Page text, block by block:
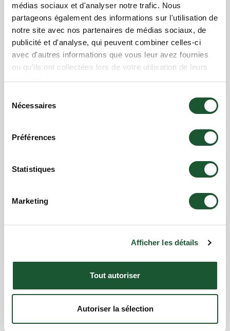
médias sociaux et d'analyser notre trafic. Nous
partageons également des informations sur l'utilisation de
notre site avec nos partenaires de médias sociaux, de
publicité et d'analyse, qui peuvent combiner celles-ci
avec d'autres informations que vous leur avez fournies
ou qu'ils ont collectées lors de votre utilisation de leurs
Nécessaires
Préférences
Statistiques
Marketing
Afficher les détails
Tout autoriser
Autoriser la sélection
Village Vacances Valcartier
Fromagerie Alexis de Portneuf